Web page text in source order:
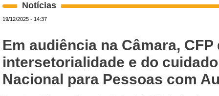
Notícias
19/12/2025 - 14:37
Em audiência na Câmara,
intersetorialidade e do
Nacional para Pessoas com